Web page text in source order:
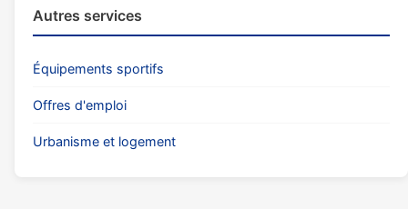
Autres services
Équipements sportifs
Offres d'emploi
Urbanisme et logement